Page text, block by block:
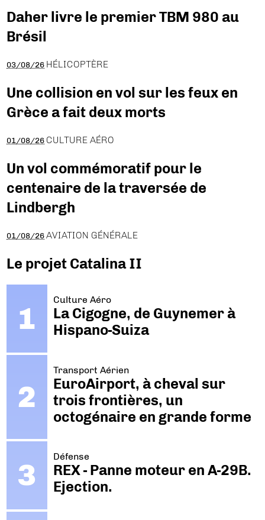
Daher livre le premier TBM 980 au
Brésil
03/08/26 HÉLICOPTÈRE
Une collision en vol sur les feux en
Grèce a fait deux morts
01/08/26 CULTURE AÉRO
Un vol commémoratif pour le
centenaire de la traversée de
Lindbergh
01/08/26 AVIATION GÉNÉRALE
Le projet Catalina II
Culture Aéro
La Cigogne, de Guynemer à
Hispano-Suiza
Transport Aérien
EuroAirport, à cheval sur
trois frontières, un
octogénaire en grande forme
Défense
REX - Panne moteur en A-29B.
Ejection.